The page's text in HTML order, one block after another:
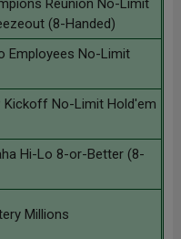
Reunion No-Limit
(8-Handed)
Employees No-Limit
Kickoff No-Limit Hold'em
Hi-Lo 8-or-Better (8-
Millions